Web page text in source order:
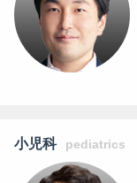
小児科 pediatrics